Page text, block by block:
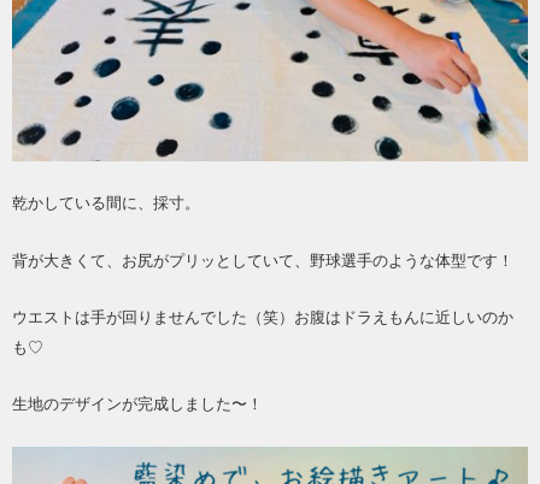
乾かしている間に、採寸。
背が大きくて、お尻がプリッとしていて、野球選手のような体型です！
ウエストは手が回りませんでした（笑）お腹はドラえもんに近しいのか
も♡
生地のデザインが完成しました〜！